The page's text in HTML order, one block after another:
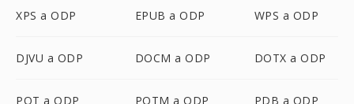
XPS a ODP EPUB a ODP WPS a ODP
DJVU a ODP DOCM a ODP DOTX a ODP
POT a ODP POTM a ODP PDB a ODP